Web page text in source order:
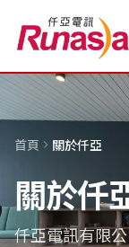
首頁 關於仟亞
關於仟
仟亞電訊有限